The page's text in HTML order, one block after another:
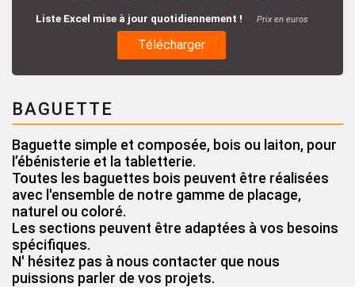
Liste Excel mise à jour quotidiennement ! Prix en euros
Télécharger
BAGUETTE
Baguette simple et composée, bois ou laiton, pour
l’ébénisterie et la tabletterie.
Toutes les baguettes bois peuvent être réalisées
avec l'ensemble de notre gamme de placage,
naturel ou coloré.
Les sections peuvent être adaptées à vos besoins
spécifiques.
N' hésitez pas à nous contacter que nous
puissions parler de vos projets.